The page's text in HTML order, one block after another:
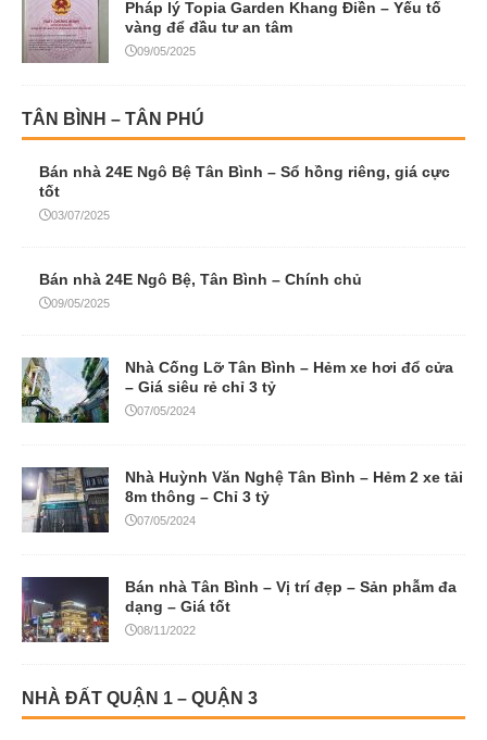
Pháp lý Topia Garden Khang Điền – Yếu tố
vàng để đầu tư an tâm
09/05/2025
TÂN BÌNH – TÂN PHÚ
Bán nhà 24E Ngô Bệ Tân Bình – Sổ hồng riêng, giá cực
tốt
03/07/2025
Bán nhà 24E Ngô Bệ, Tân Bình – Chính chủ
09/05/2025
Nhà Cống Lỡ Tân Bình – Hẻm xe hơi đổ cửa
– Giá siêu rẻ chỉ 3 tỷ
07/05/2024
Nhà Huỳnh Văn Nghệ Tân Bình – Hẻm 2 xe tải
8m thông – Chỉ 3 tỷ
07/05/2024
Bán nhà Tân Bình – Vị trí đẹp – Sản phẫm đa
dạng – Giá tốt
08/11/2022
NHÀ ĐẤT QUẬN 1 – QUẬN 3